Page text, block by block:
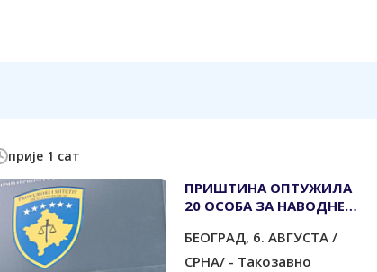
прије 1 сат
ПРИШТИНА ОПТУЖИЛА
20 ОСОБА ЗА НАВОДНЕ
ЂАКОВИЦИ
БЕОГРАД, 6. АВГУСТА /
СРНА/ - Такозавно